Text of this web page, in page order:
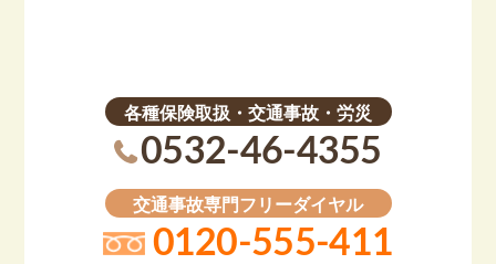
各種保険取扱・交通事故・労災
0532-46-4355
交通事故専門フリーダイヤル
0120-555-411